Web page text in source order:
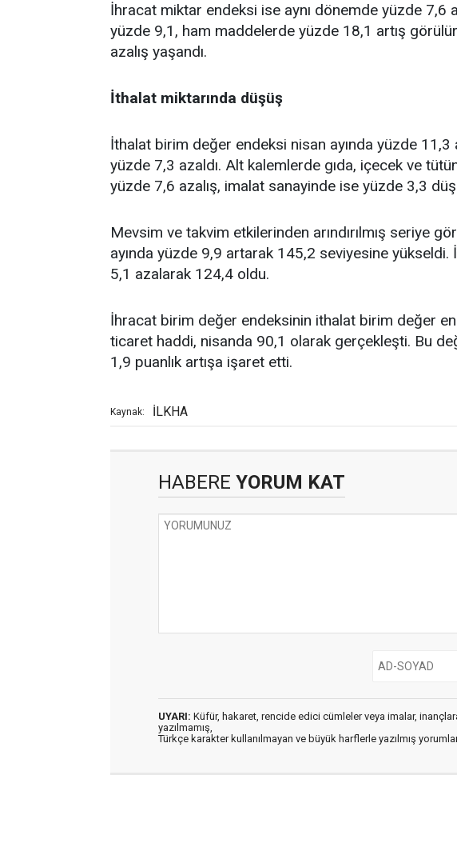
İhracat miktar endeksi ise aynı dönemde yüzde 7,6
yüzde 9,1, ham maddelerde yüzde 18,1 artış
azalış yaşandı.
İthalat miktarında düşüş
İthalat birim değer endeksi nisan ayında yüzde
yüzde 7,3 azaldı. Alt kalemlerde gıda, içecek ve
yüzde 7,6 azalış, imalat sanayinde ise yüzde 3,3
Mevsim ve takvim etkilerinden arındırılmış seriye
ayında yüzde 9,9 artarak 145,2 seviyesine
5,1 azalarak 124,4 oldu.
İhracat birim değer endeksinin ithalat birim değer
ticaret haddi, nisanda 90,1 olarak gerçekleşti. Bu
1,9 puanlık artışa işaret etti.
Kaynak: İLKHA
HABERE YORUM KAT
UYARI: Küfür, hakaret, rencide edici cümleler veya imalar,
yazılmamış,
Türkçe karakter kullanılmayan ve büyük harflerle yazılmış